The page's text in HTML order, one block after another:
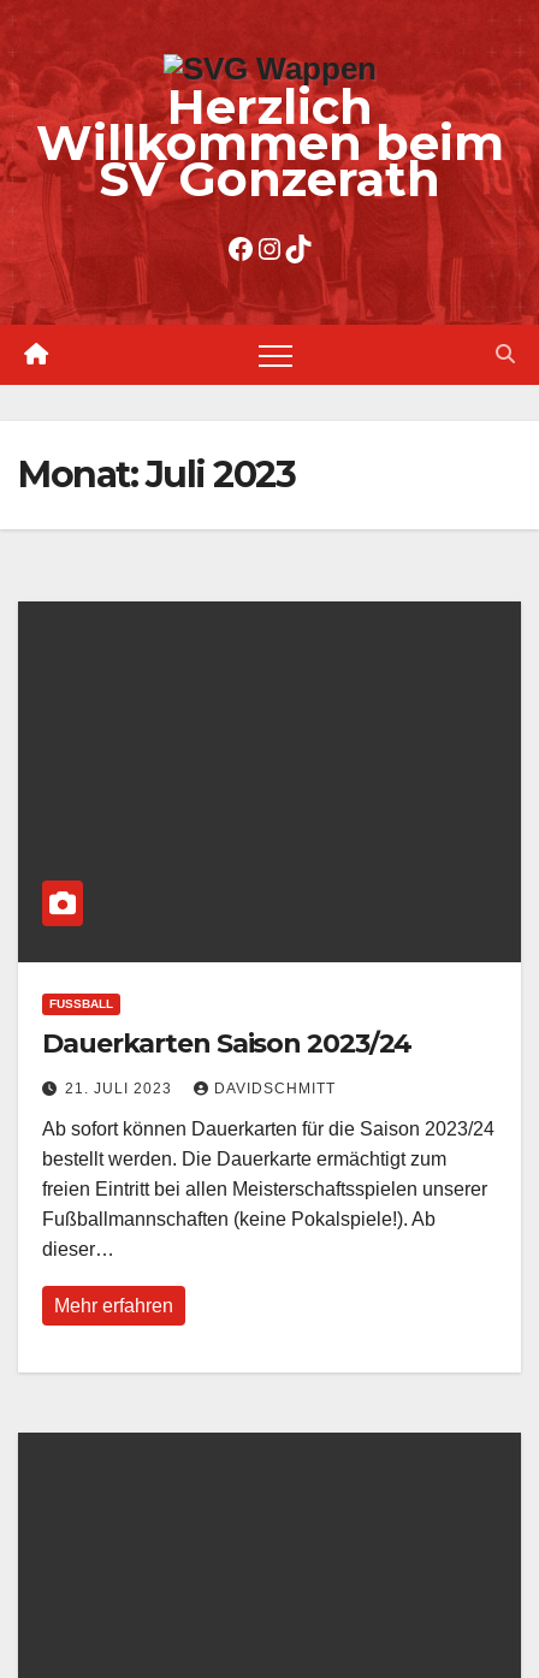
Zum
Inhalt
springen
Herzlich
Willkommen beim
SV Gonzerath
Facebook
Instagram
TikTok
Monat:Juli 2023
FUSSBALL
Dauerkarten Saison 2023/24
21. JULI 2023 DAVIDSCHMITT
Ab sofort können Dauerkarten für die Saison 2023/24
bestellt werden. Die Dauerkarte ermächtigt zum
freien Eintritt bei allen Meisterschaftsspielen unserer
Fußballmannschaften (keine Pokalspiele!). Ab
dieser…
Mehr erfahren